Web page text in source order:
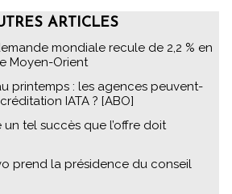
ARTICLES
mondiale recule de 2,2 % en
Moyen-Orient
printemps : les agences peuvent-
IATA ? [ABO]
tel succès que l’offre doit
prend la présidence du conseil